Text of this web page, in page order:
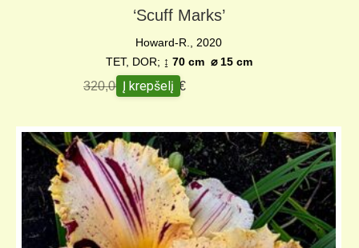
‘Scuff Marks’
Howard-R., 2020
TET, DOR; ↨ 70 cm ⌀15 cm
320,00 € 250,00 €
Į krepšelį